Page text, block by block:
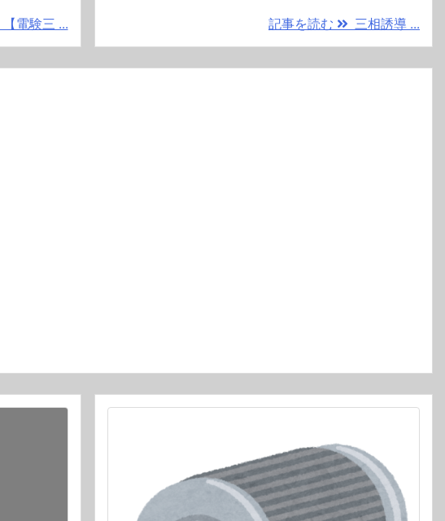
【電験三 ... 記事を読む 三相誘導 ...